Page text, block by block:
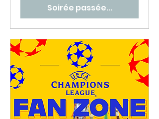
Soirée passée...